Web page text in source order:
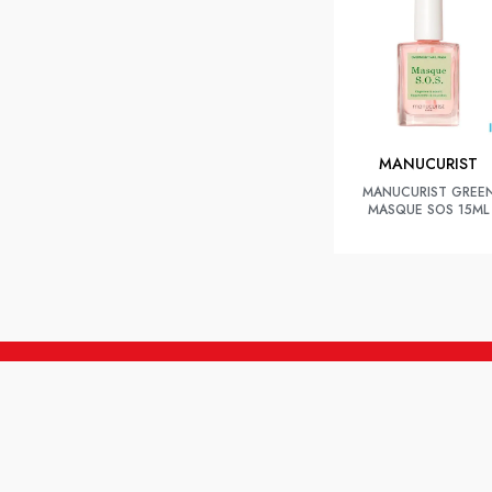
MANUCURIST
MANUCURIST
MASQUE SOS 15ML